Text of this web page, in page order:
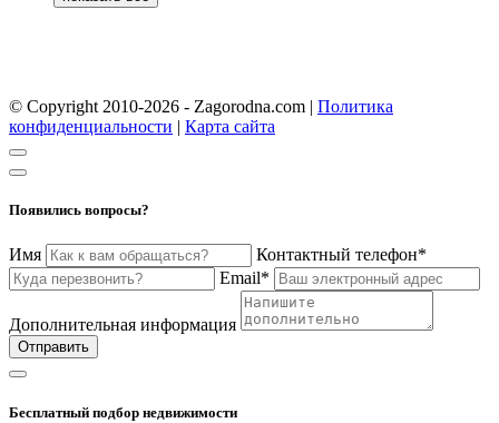
© Copyright 2010-2026 - Zagorodna.com | Политика
конфиденциальности | Карта сайта
Появились вопросы?
Имя
Контактный телефон*
Email*
Дополнительная информация
Отправить
Бесплатный подбор недвижимости